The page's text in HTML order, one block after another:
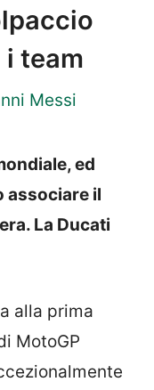
team
Messi
ed
associare il
La Ducati
alla prima
MotoGP